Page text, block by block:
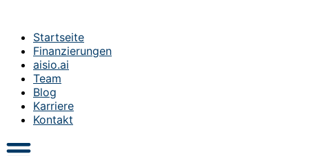
Startseite
Finanzierungen
aisio.ai
Team
Blog
Karriere
Kontakt